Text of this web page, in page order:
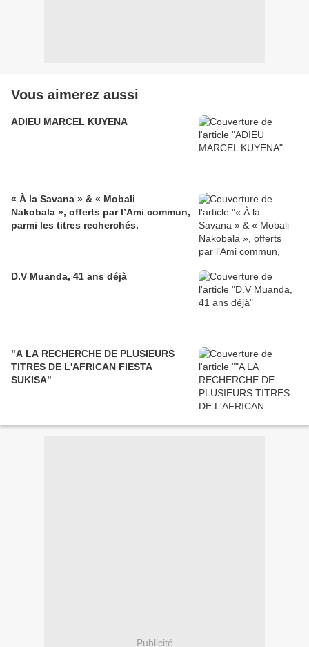
Vous aimerez aussi
ADIEU MARCEL KUYENA
« À la Savana » & « Mobali
Nakobala », offerts par l’Ami commun,
parmi les titres recherchés.
D.V Muanda, 41 ans déjà
"A LA RECHERCHE DE PLUSIEURS
TITRES DE L'AFRICAN FIESTA
SUKISA"
Publicité